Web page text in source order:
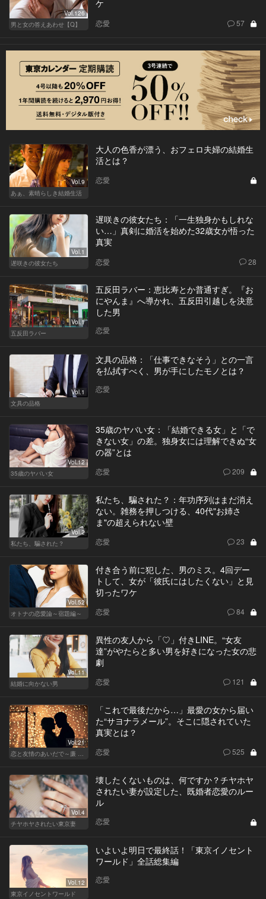
Vol.126
男と女の答えあわせ【Q】
ケ
恋愛 57
Vol.9
あぁ、素晴らしき結婚生活
大人の色香が漂う、おフェロ夫婦の結婚生
活とは？
恋愛
Vol.1
遅咲きの彼女たち
遅咲きの彼女たち：「一生独身かもしれな
い…」真剣に婚活を始めた32歳女が悟った
真実
恋愛 28
Vol.1
五反田ラバー
五反田ラバー：恵比寿とか普通すぎ。『お
にやんま』へ導かれ、五反田引越しを決意
した男
恋愛
Vol.1
文具の品格
文具の品格：「仕事できなそう」との一言
を払拭すべく、男が手にしたモノとは？
恋愛
Vol.12
35歳のヤバい女
35歳のヤバい女：「結婚できる女」と「で
きない女」の差。独身女には理解できぬ“女
の器”とは
恋愛 209
Vol.2
私たち、騙された？
私たち、騙された？：年功序列はまだ消え
ない。雑務を押しつける、40代"お姉さ
ま"の超えられない壁
恋愛 23
Vol.52
オトナの恋愛論～宿題編～
付き合う前に犯した、男のミス。4回デー
トして、女が「彼氏にはしたくない」と見
切ったワケ
恋愛 84
Vol.11
結婚に向かない男
異性の友人から「♡」付きLINE。“女友
達”がやたらと多い男を好きになった女の悲
劇
恋愛 121
Vol.21
恋と友情のあいだで～廉 Ver.～
「これで最後だから…」最愛の女から届い
た“サヨナラメール”。そこに隠されていた
真実とは？
恋愛 525
Vol.4
チヤホヤされたい東京妻
壊したくないものは、何ですか？チヤホヤ
されたい妻が設定した、既婚者恋愛のルー
ル
恋愛
Vol.12
東京イノセントワールド
いよいよ明日で最終話！「東京イノセント
ワールド」全話総集編
恋愛